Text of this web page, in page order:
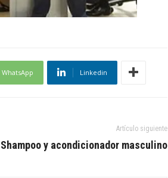
WhatsApp Linkedin
Artículo siguiente
Shampoo y acondicionador masculino